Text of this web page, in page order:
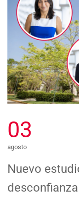
03
agosto
Nuevo